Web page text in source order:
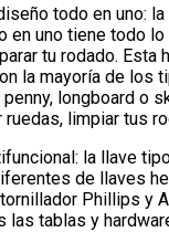
todo en uno:
en uno tiene todo
tu rodado. Esta
la mayoría de los
longboard o
ruedas, limpiar tus
la llave
de llaves
Phillips y
las tablas y